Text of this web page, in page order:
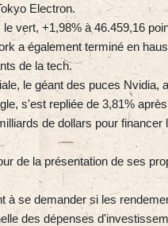
Electron.
le vert, +1,98% à 46.459,16
a également terminé en
de la tech.
le géant des puces Nvidia,
s'est repliée de 3,81%
de dollars pour financer
de la présentation de ses
à se demander si les
des dépenses